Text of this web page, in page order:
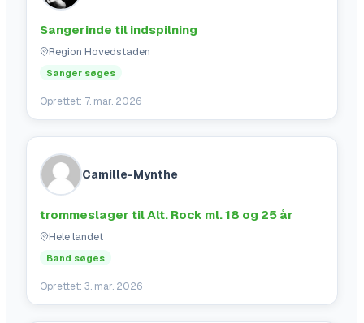
Sangerinde til indspilning
Region Hovedstaden
Sanger søges
Oprettet: 7. mar. 2026
Camille-Mynthe
trommeslager til Alt. Rock ml. 18 og 25 år
Hele landet
Band søges
Oprettet: 3. mar. 2026